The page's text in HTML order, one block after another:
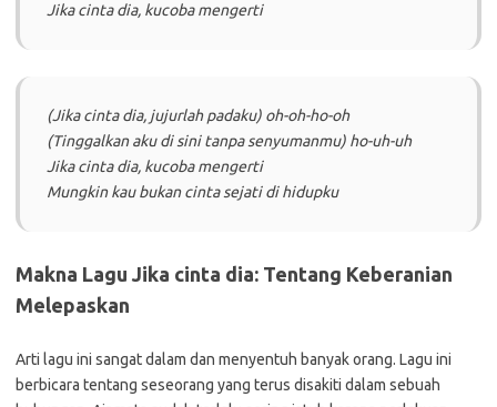
Jika cinta dia, kucoba mengerti
(Jika cinta dia, jujurlah padaku) oh-oh-ho-oh
(Tinggalkan aku di sini tanpa senyumanmu) ho-uh-uh
Jika cinta dia, kucoba mengerti
Mungkin kau bukan cinta sejati di hidupku
Makna Lagu Jika cinta dia: Tentang Keberanian
Melepaskan
Arti lagu ini sangat dalam dan menyentuh banyak orang. Lagu ini
berbicara tentang seseorang yang terus disakiti dalam sebuah